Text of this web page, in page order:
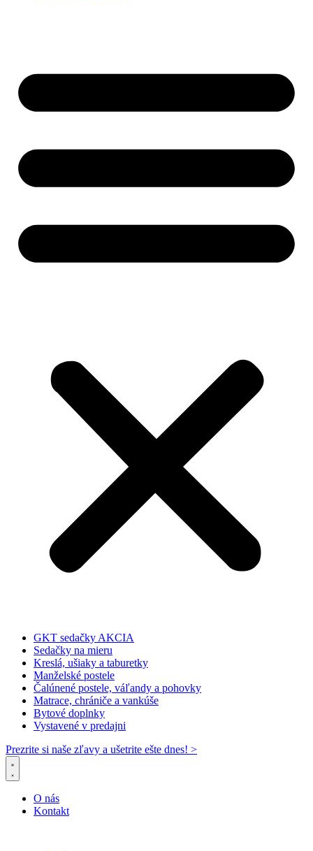
GKT sedačky AKCIA
Sedačky na mieru
Kreslá, ušiaky a taburetky
Manželské postele
Čalúnené postele, váľandy a pohovky
Matrace, chrániče a vankúše
Bytové doplnky
Vystavené v predajni
Prezrite si naše zľavy a ušetrite ešte dnes! >​
O nás
Kontakt